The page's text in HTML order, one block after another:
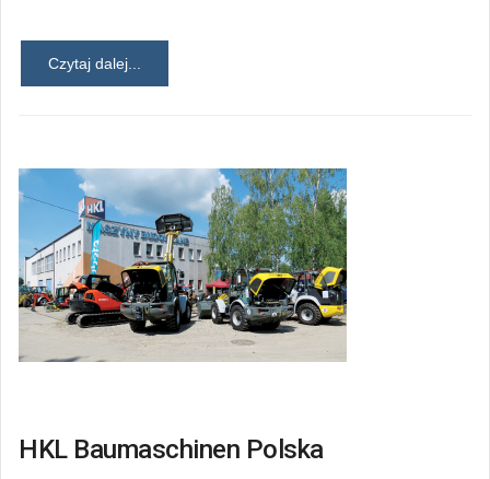
Czytaj dalej...
HKL Baumaschinen Polska